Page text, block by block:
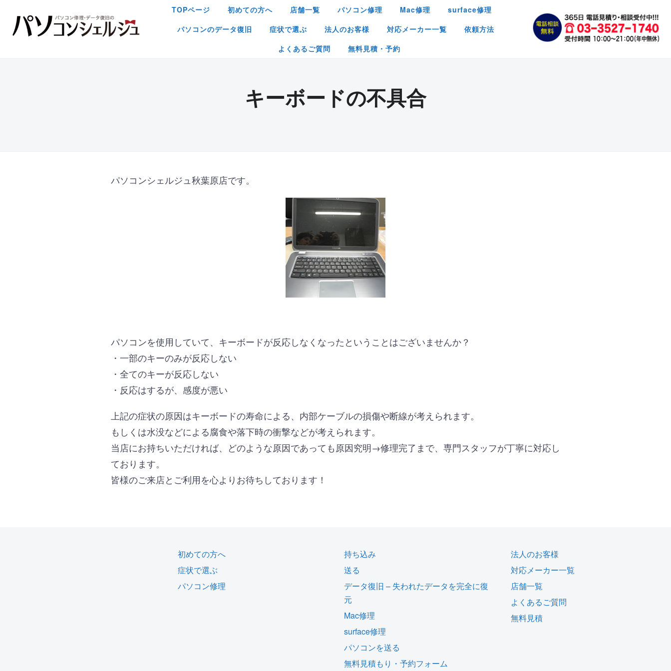
TOPページ 初めての方へ 店舗一覧 パソコン修理 Mac修理
surface修理
パソコンのデータ復旧
症状で選ぶ 法人のお客様 対応メーカー一覧
依頼方法
よくあるご質問
無料見積・予約
キーボードの不具合
パソコンシェルジュ秋葉原店です。
パソコンを使用していて、キーボードが反応しなくなったということはございませんか？
・一部のキーのみが反応しない
・全てのキーが反応しない
・反応はするが、感度が悪い
上記の症状の原因はキーボードの寿命による、内部ケーブルの損傷や断線が考えられます。
もしくは水没などによる腐食や落下時の衝撃などが考えられます。
当店にお持ちいただければ、どのような原因であっても原因究明→修理完了まで、専門スタッフが丁寧に対応し
ております。
皆様のご来店とご利用を心よりお待ちしております！
初めての方へ
症状で選ぶ
パソコン修理
持ち込み
送る
データ復旧 – 失われたデータを完全に復
元
Mac修理
surface修理
パソコンを送る
無料見積もり・予約フォーム
法人のお客様
対応メーカー一覧
店舗一覧
よくあるご質問
無料見積